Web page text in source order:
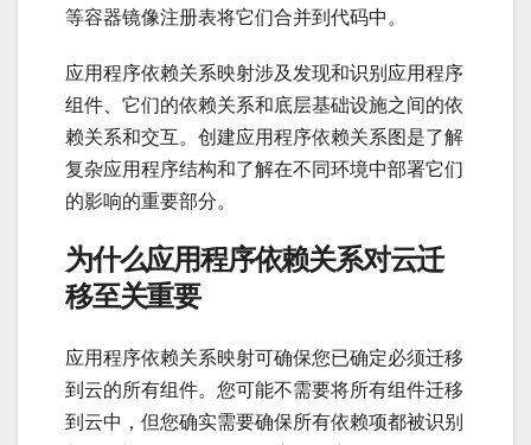
等容器镜像注册表将它们合并到代码中。
应用程序依赖关系映射涉及发现和识别应用程序
组件、它们的依赖关系和底层基础设施之间的依
赖关系和交互。创建应用程序依赖关系图是了解
复杂应用程序结构和了解在不同环境中部署它们
的影响的重要部分。
为什么应用程序依赖关系对云迁
移至关重要
应用程序依赖关系映射可确保您已确定必须迁移
到云的所有组件。您可能不需要将所有组件迁移
到云中，但您确实需要确保所有依赖项都被识别